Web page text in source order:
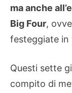
ma anche
Big Four,
festeggiate in
Questi sette
compito di